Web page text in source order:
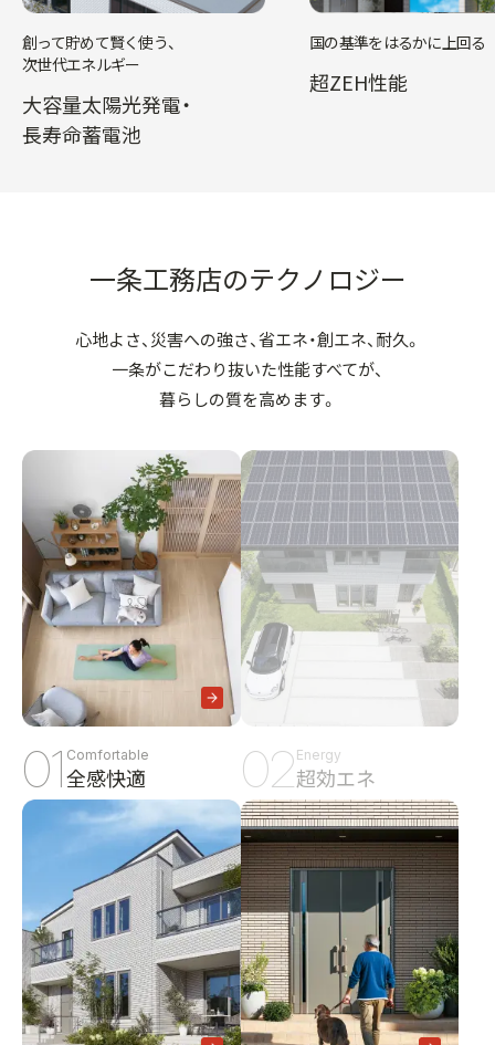
創って貯めて賢く使う、
次世代エネルギー
大容量太陽光発電・
長寿命蓄電池
国の基準をはるかに上回る
超ZEH性能
一条工務店のテクノロジー
心地よさ、災害への強さ、省エネ・創エネ、耐久。
一条がこだわり抜いた性能すべてが、
暮らしの質を高めます。
01 Comfortable
全感快適 02 Energy
超効エネ